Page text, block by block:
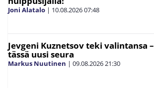
Joni Alatalo | 10.08.202607:48
Jevgeni Kuznetsov teki valintansa –
tässä uusi seura
Markus Nuutinen | 09.08.202621:30